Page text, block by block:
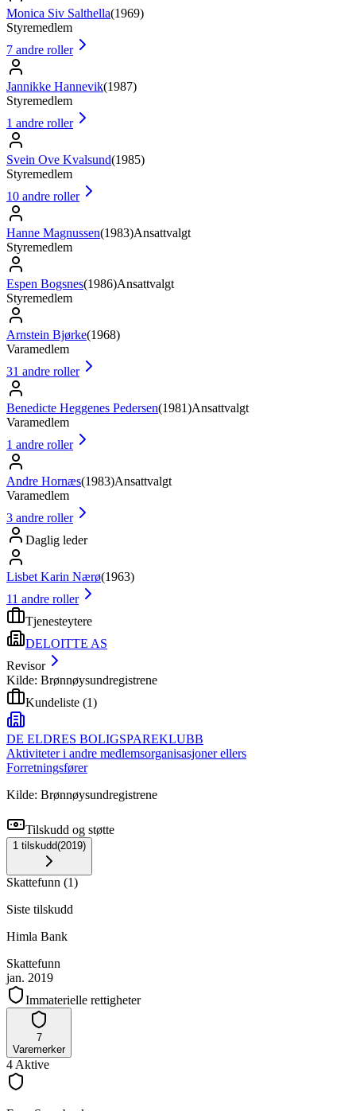
Monica Siv Salthella(1969)
Styremedlem
7 andre roller
Jannikke Hannevik(1987)
Styremedlem
1 andre roller
Svein Ove Kvalsund(1985)
Styremedlem
10 andre roller
Hanne Magnussen(1983)Ansattvalgt
Styremedlem
Espen Bogsnes(1986)Ansattvalgt
Styremedlem
Arnstein Bjørke(1968)
Varamedlem
31 andre roller
Benedicte Heggenes Pedersen(1981)Ansattvalgt
Varamedlem
1 andre roller
Andre Hornæs(1983)Ansattvalgt
Varamedlem
3 andre roller
Daglig leder
Lisbet Karin Nærø(1963)
11 andre roller
Tjenesteytere
DELOITTE AS
Revisor
Kilde: Brønnøysundregistrene
Kundeliste (1)
DE ELDRES BOLIGSPAREKLUBB
Aktiviteter i andre medlemsorganisasjoner ellers
Forretningsfører
Kilde: Brønnøysundregistrene
Tilskudd og støtte
1 tilskudd(2019)
Skattefunn (1)
Siste tilskudd
Himla Bank
Skattefunn
jan. 2019
Immaterielle rettigheter
7
Varemerker
4 Aktive